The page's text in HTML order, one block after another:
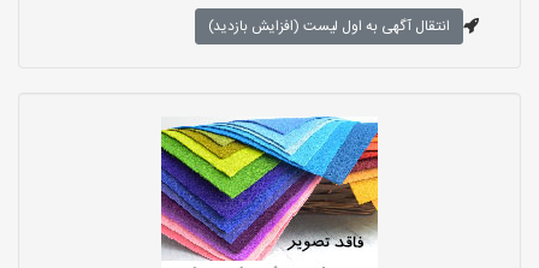
انتقال آگهی به اول لیست (افزایش بازدید)